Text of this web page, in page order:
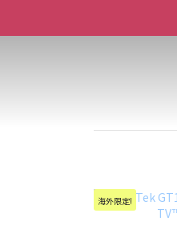
海外限定!